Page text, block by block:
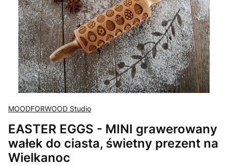
MOODFORWOOD Studio
EASTER EGGS - MINI grawerowany
wałek do ciasta, świetny prezent na
Wielkanoc